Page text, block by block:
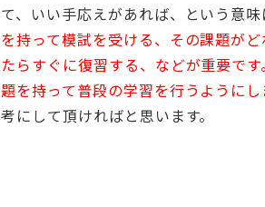
て、いい手応えがあれば、という意味
を持って模試を受ける、その課題が
たらすぐに復習する、などが重要で
題を持って普段の学習を行うように
考にして頂ければと思います。